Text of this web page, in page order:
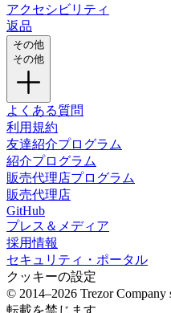
アクセシビリティ
返品
その他
その他
よくある質問
利用規約
友達紹介プログラム
紹介プログラム
販売代理店プログラム
販売代理店
GitHub
プレス＆メディア
採用情報
セキュリティ・ポータル
クッキーの設定
© 2014–2026 Trezor
転載を禁じます。